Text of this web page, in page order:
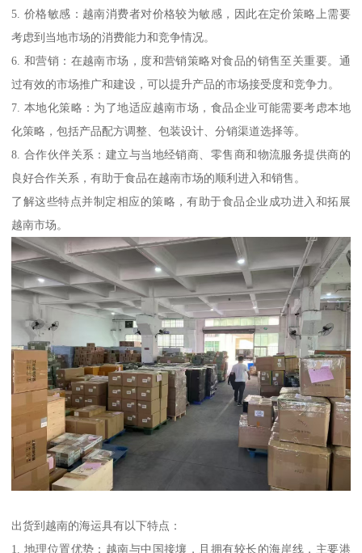
5. 价格敏感：越南消费者对价格较为敏感，因此在定价策略上需要
考虑到当地市场的消费能力和竞争情况。
6. 和营销：在越南市场，度和营销策略对食品的销售至关重要。通
过有效的市场推广和建设，可以提升产品的市场接受度和竞争力。
7. 本地化策略：为了地适应越南市场，食品企业可能需要考虑本地
化策略，包括产品配方调整、包装设计、分销渠道选择等。
8. 合作伙伴关系：建立与当地经销商、零售商和物流服务提供商的
良好合作关系，有助于食品在越南市场的顺利进入和销售。
了解这些特点并制定相应的策略，有助于食品企业成功进入和拓展
越南市场。
出货到越南的海运具有以下特点：
1. 地理位置优势：越南与中国接壤，且拥有较长的海岸线，主要港